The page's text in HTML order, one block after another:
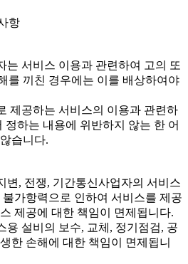
항
서비스 이용과 관련하여 고의 또
를 끼친 경우에는 이를 배상하여야
제공하는 서비스의 이용과 관련하
하는 내용에 위반하지 않는 한 어
습니다.
, 전쟁, 기간통신사업자의 서비스
가항력으로 인하여 서비스를 제공
제공에 대한 책임이 면제됩니다.
설비의 보수, 교체, 정기점검, 공
한 손해에 대한 책임이 면제됩니